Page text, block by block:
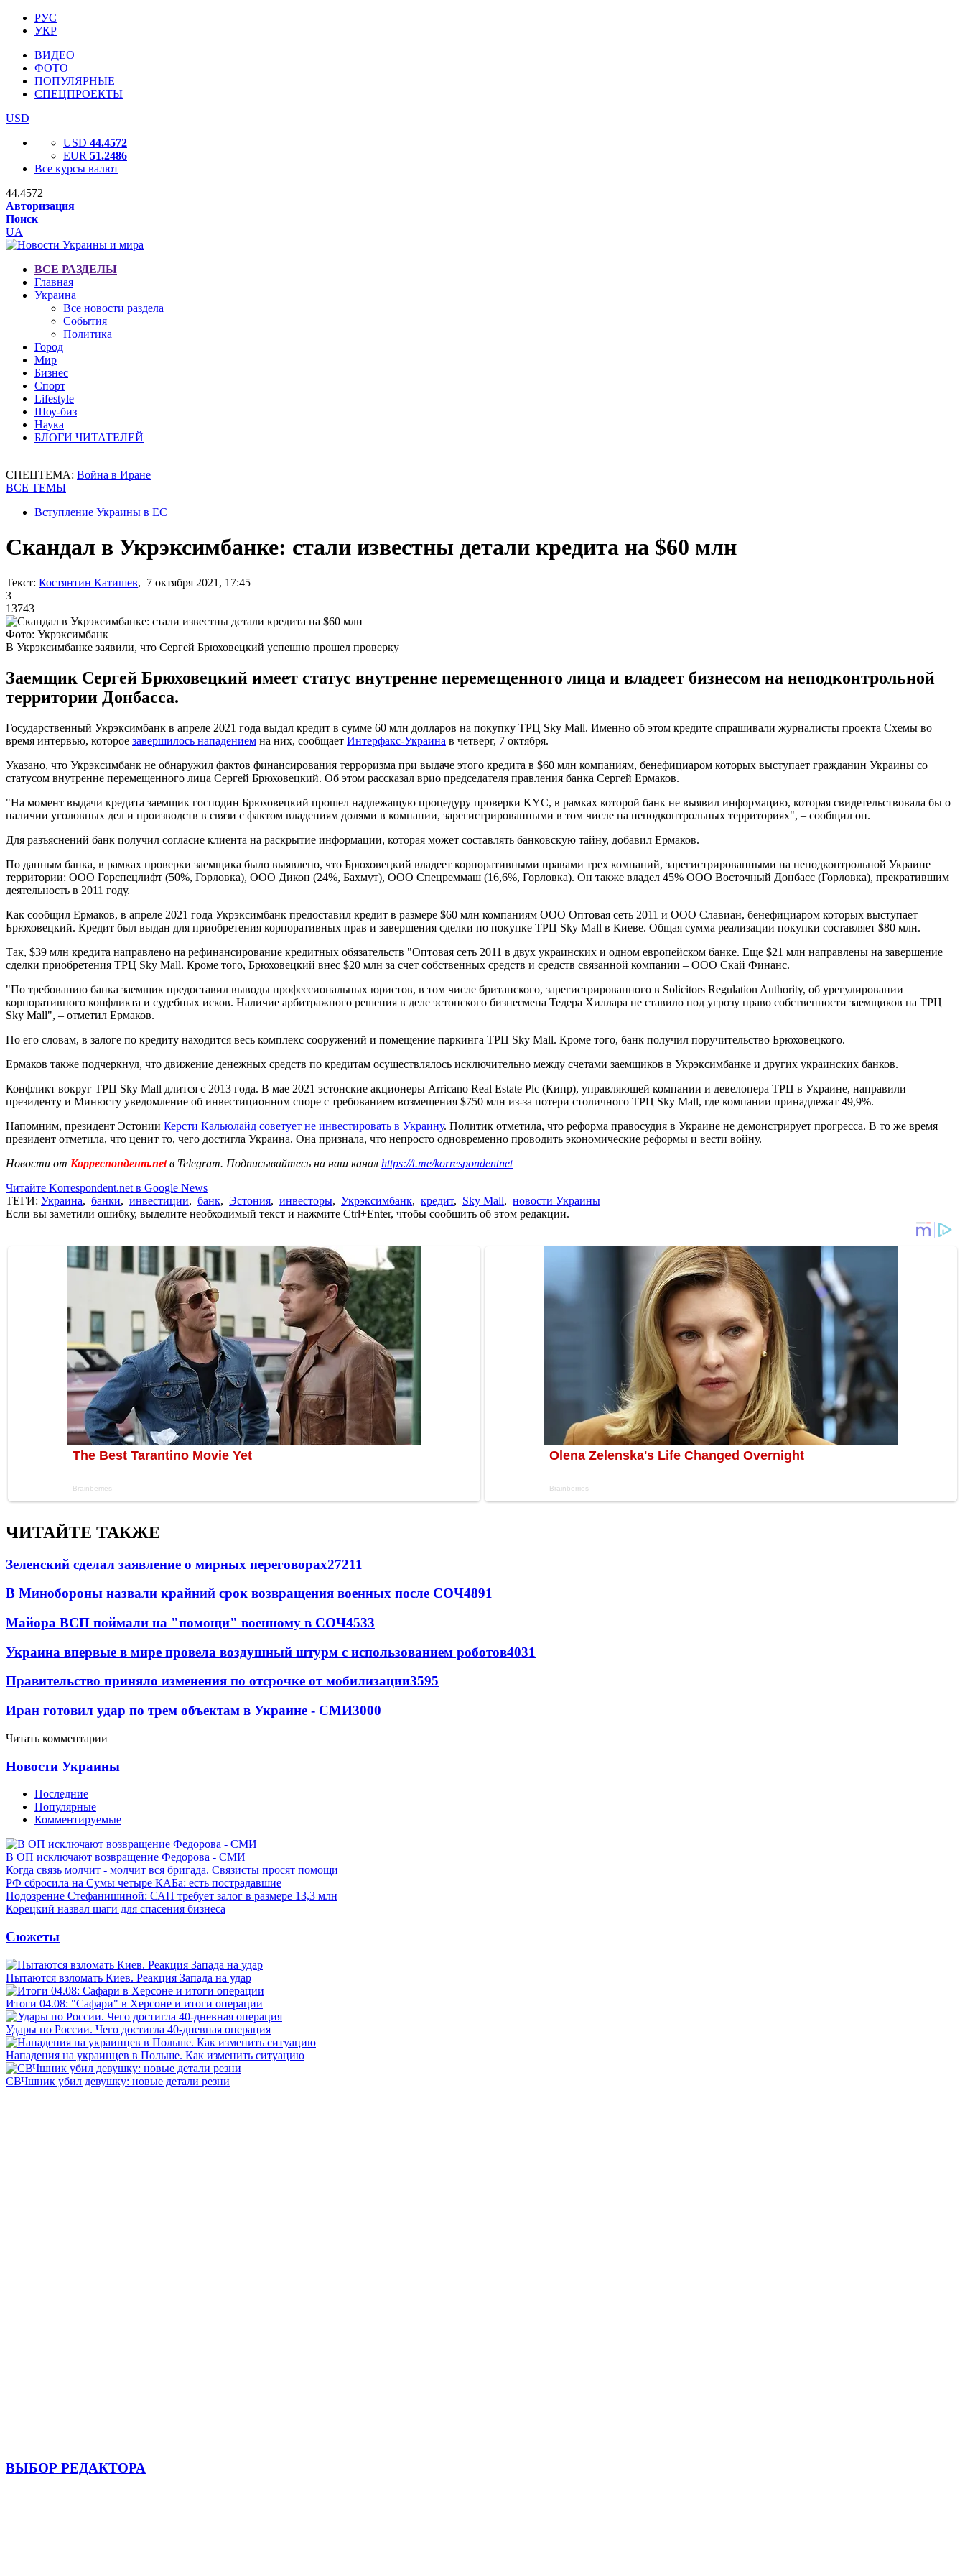
РУС
УКР
ВИДЕО
ФОТО
ПОПУЛЯРНЫЕ
СПЕЦПРОЕКТЫ
USD
USD 44.4572
EUR 51.2486
Все курсы валют
44.4572
Авторизация
Поиск
UA
ВСЕ РАЗДЕЛЫ
Главная
Украина
Все новости раздела
События
Политика
Город
Мир
Бизнес
Спорт
Lifestyle
Шоу-биз
Наука
БЛОГИ ЧИТАТЕЛЕЙ
СПЕЦТЕМА: Война в Иране
ВСЕ ТЕМЫ
Вступление Украины в ЕС
Скандал в Укрэксимбанке: стали известны детали кредита на $60 млн
Текст: Костянтин Катишев, 7 октября 2021, 17:45
3
13743
Фото: Укрэксимбанк
В Укрэксимбанке заявили, что Сергей Брюховецкий успешно прошел проверку
Заемщик Сергей Брюховецкий имеет статус внутренне перемещенного лица и владеет бизнесом на неподконтрольной
территории Донбасса.
Государственный Укрэксимбанк в апреле 2021 года выдал кредит в сумме 60 млн долларов на покупку ТРЦ Sky Mall. Именно об этом кредите спрашивали журналисты проекта Схемы во
время интервью, которое завершилось нападением на них, сообщает Интерфакс-Украина в четверг, 7 октября.
Указано, что Укрэксимбанк не обнаружил фактов финансирования терроризма при выдаче этого кредита в $60 млн компаниям, бенефициаром которых выступает гражданин Украины со
статусом внутренне перемещенного лица Сергей Брюховецкий. Об этом рассказал врио председателя правления банка Сергей Ермаков.
"На момент выдачи кредита заемщик господин Брюховецкий прошел надлежащую процедуру проверки KYC, в рамках которой банк не выявил информацию, которая свидетельствовала бы о
наличии уголовных дел и производств в связи с фактом владениям долями в компании, зарегистрированными в том числе на неподконтрольных территориях", – сообщил он.
Для разъяснений банк получил согласие клиента на раскрытие информации, которая может составлять банковскую тайну, добавил Ермаков.
По данным банка, в рамках проверки заемщика было выявлено, что Брюховецкий владеет корпоративными правами трех компаний, зарегистрированными на неподконтрольной Украине
территории: ООО Горспецлифт (50%, Горловка), ООО Дикон (24%, Бахмут), ООО Спецреммаш (16,6%, Горловка). Он также владел 45% ООО Восточный Донбасс (Горловка), прекратившим
деятельность в 2011 году.
Как сообщил Ермаков, в апреле 2021 года Укрэксимбанк предоставил кредит в размере $60 млн компаниям ООО Оптовая сеть 2011 и ООО Славиан, бенефициаром которых выступает
Брюховецкий. Кредит был выдан для приобретения корпоративных прав и завершения сделки по покупке ТРЦ Sky Mall в Киеве. Общая сумма реализации покупки составляет $80 млн.
Так, $39 млн кредита направлено на рефинансирование кредитных обязательств "Оптовая сеть 2011 в двух украинских и одном европейском банке. Еще $21 млн направлены на завершение
сделки приобретения ТРЦ Sky Mall. Кроме того, Брюховецкий внес $20 млн за счет собственных средств и средств связанной компании – ООО Скай Финанс.
"По требованию банка заемщик предоставил выводы профессиональных юристов, в том числе британского, зарегистрированного в Solicitors Regulation Authority, об урегулировании
корпоративного конфликта и судебных исков. Наличие арбитражного решения в деле эстонского бизнесмена Тедера Хиллара не ставило под угрозу право собственности заемщиков на ТРЦ
Sky Mall", – отметил Ермаков.
По его словам, в залоге по кредиту находится весь комплекс сооружений и помещение паркинга ТРЦ Sky Mall. Кроме того, банк получил поручительство Брюховецкого.
Ермаков также подчеркнул, что движение денежных средств по кредитам осуществлялось исключительно между счетами заемщиков в Укрэксимбанке и других украинских банков.
Конфликт вокруг ТРЦ Sky Mall длится с 2013 года. В мае 2021 эстонские акционеры Arricano Real Estate Plc (Кипр), управляющей компании и девелопера ТРЦ в Украине, направили
президенту и Минюсту уведомление об инвестиционном споре с требованием возмещения $750 млн из-за потери столичного ТРЦ Sky Mall, где компании принадлежат 49,9%.
Напомним, президент Эстонии Керсти Кальюлайд советует не инвестировать в Украину. Политик отметила, что реформа правосудия в Украине не демонстрирует прогресса. В то же время
президент отметила, что ценит то, чего достигла Украина. Она признала, что непросто одновременно проводить экономические реформы и вести войну.
Новости от Корреспондент.netв Telegram. Подписывайтесь на наш канал https://t.me/korrespondentnet
Читайте Korrespondent.net в Google News
ТЕГИ: Украина, банки, инвестиции, банк, Эстония, инвесторы, Укрэксимбанк, кредит, Sky Mall, новости Украины
Если вы заметили ошибку, выделите необходимый текст и нажмите Ctrl+Enter, чтобы сообщить об этом редакции.
ЧИТАЙТЕ ТАКЖЕ
Зеленский сделал заявление о мирных переговорах27211
В Минобороны назвали крайний срок возвращения военных после СОЧ4891
Майора ВСП поймали на "помощи" военному в СОЧ4533
Украина впервые в мире провела воздушный штурм с использованием роботов4031
Правительство приняло изменения по отсрочке от мобилизации3595
Иран готовил удар по трем объектам в Украине - СМИ3000
Читать комментарии
Новости Украины
Последние
Популярные
Комментируемые
В ОП исключают возвращение Федорова - СМИ
Когда связь молчит - молчит вся бригада. Связисты просят помощи
РФ сбросила на Сумы четыре КАБа: есть пострадавшие
Подозрение Стефанишиной: САП требует залог в размере 13,3 млн
Корецкий назвал шаги для спасения бизнеса
Сюжеты
Пытаются взломать Киев. Реакция Запада на удар
Итоги 04.08: "Сафари" в Херсоне и итоги операции
Удары по России. Чего достигла 40-дневная операция
Нападения на украинцев в Польше. Как изменить ситуацию
СВЧшник убил девушку: новые детали резни
ВЫБОР РЕДАКТОРА